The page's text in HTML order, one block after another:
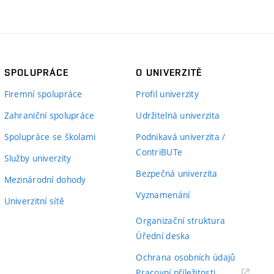
SPOLUPRÁCE
Firemní spolupráce
Zahraniční spolupráce
Spolupráce se školami
Služby univerzity
Mezinárodní dohody
Univerzitní sítě
O UNIVERZITĚ
Profil univerzity
Udržitelná univerzita
Podnikavá univerzita /
ContriBUTe
Bezpečná univerzita
Vyznamenání
Organizační struktura
Úřední deska
Ochrana osobních údajů